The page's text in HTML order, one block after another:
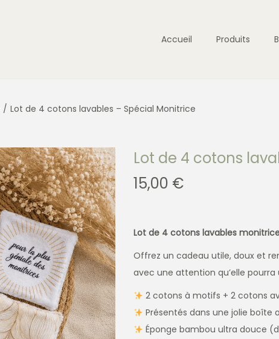
Accueil Produits
/ Lot de 4 cotons lavables – Spécial Monitrice
Lot de 4 cotons
15,00 €
Lot de 4 cotons lavables
Offrez un cadeau utile, doux et
avec une attention qu’elle
2 cotons à motifs + 2 cotons
Présentés dans une jolie
Éponge bambou ultra douce